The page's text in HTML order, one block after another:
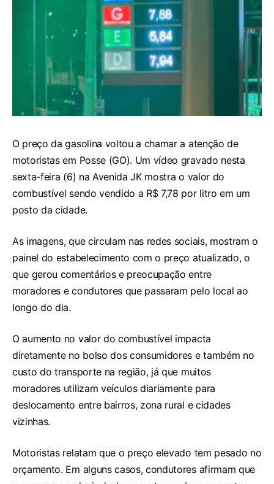
O preço da gasolina voltou a chamar a atenção de
motoristas em Posse (GO). Um vídeo gravado nesta
sexta-feira (6) na Avenida JK mostra o valor do
combustível sendo vendido a R$ 7,78 por litro em um
posto da cidade.
As imagens, que circulam nas redes sociais, mostram o
painel do estabelecimento com o preço atualizado, o
que gerou comentários e preocupação entre
moradores e condutores que passaram pelo local ao
longo do dia.
O aumento no valor do combustível impacta
diretamente no bolso dos consumidores e também no
custo do transporte na região, já que muitos
moradores utilizam veículos diariamente para
deslocamento entre bairros, zona rural e cidades
vizinhas.
Motoristas relatam que o preço elevado tem pesado no
orçamento. Em alguns casos, condutores afirmam que